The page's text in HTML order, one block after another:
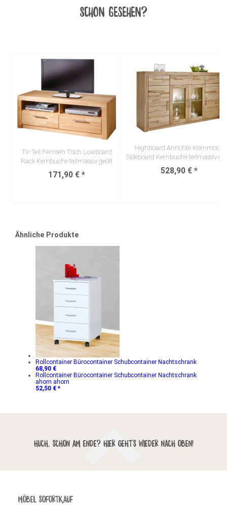
Schon gesehen?
TV-Teil Fernseh Tisch Lowboard
Rack Kernbuche teilmassiv geölt
171,90 € *
Highboard Anrichte Kommode
Sideboard Kernbuche teilmassiv
528,90 € *
Ähnliche Produkte
Rollcontainer Bürocontainer Schubcontainer Nachtschrank
68,90 €
Rollcontainer Bürocontainer Schubcontainer Nachtschrank
ahorn ahorn
52,50 € *
HUCH, SCHON AM ENDE? HIER GEHT'S WIEDER NACH OBEN!
MÖBEL SOFORTKAUF